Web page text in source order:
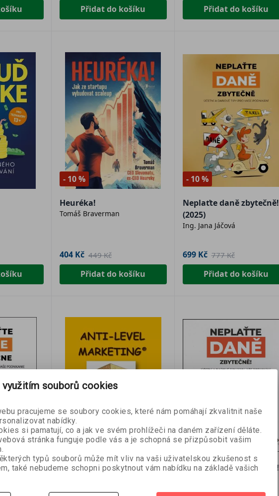
Přidat do košíku Přidat do košíku
- 10 %
Heuréka!
Tomáš Braverman
404 Kč 449 Kč
Přidat do košíku
- 10 %
Neplaťte daně zbytečně!
(2025)
Ing. Jana Jáčová
699 Kč 777 Kč
Přidat do košíku
- 10 %
Anti Level Marketing
- 10 %
Neplaťte daně zbytečně!
využitím souborů cookies
pracujeme se soubory cookies, které nám pomáhají zkvalitnit naše
nabídky.
si pamatují, co a jak ve svém prohlížeči na daném zařízení děláte.
stránka funguje podle vás a je schopná se přizpůsobit vašim
typů souborů může mít vliv na vaši uživatelskou zkušenost s
také nebudeme schopni poskytnout vám nabídku na základě vašich